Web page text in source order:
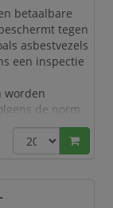
tegen droge
chemische
5/6)
betaalbare
tegen
asbestvezels
een inspectie
worden
de norm
type 5/6
hele dag